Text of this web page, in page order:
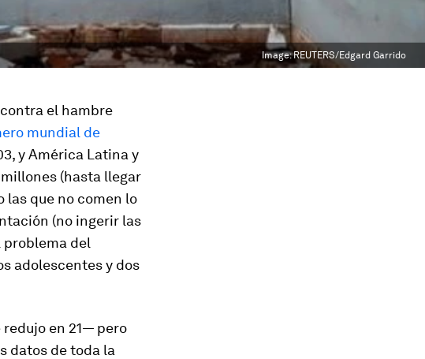
Image:REUTERS/Edgard Garrido
el hambre
mundial de
y América Latina y
(hasta llegar
las que no comen lo
(no ingerir las
problema del
adolescentes y dos
en 21— pero
datos de toda la